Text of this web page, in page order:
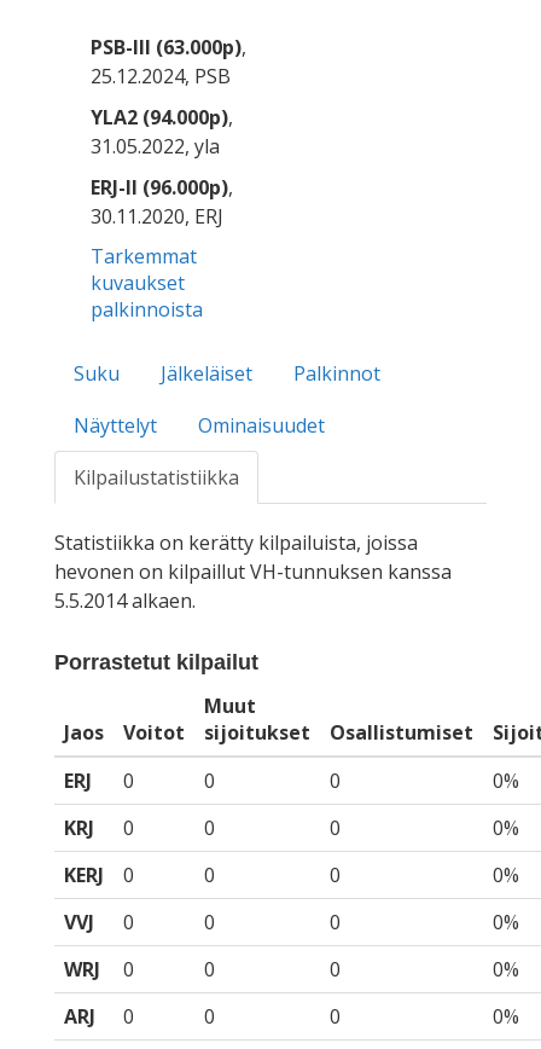
PSB-III (63.000p),
25.12.2024, PSB
YLA2 (94.000p),
31.05.2022, yla
ERJ-II (96.000p),
30.11.2020, ERJ
Tarkemmat
kuvaukset
palkinnoista
Suku Jälkeläiset
Palkinnot
Näyttelyt
Ominaisuudet
Kilpailustatistiikka
Statistiikka on kerätty kilpailuista, joissa
hevonen on kilpaillut VH-tunnuksen kanssa
5.5.2014 alkaen.
Porrastetut kilpailut
Jaos Voitot
Muut
sijoitukset
Osallistumiset
ERJ
0 0 0
0%
KRJ
0 0 0
0%
KERJ
0 0 0
0%
VVJ
0 0 0
0%
WRJ
0 0 0
0%
ARJ
0 0 0
0%